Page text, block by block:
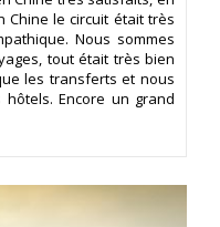
le circuit était très
Nous sommes
tout était très bien
les transferts et nous
Encore un grand